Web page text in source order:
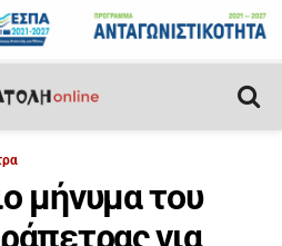
μήνυμα του
για